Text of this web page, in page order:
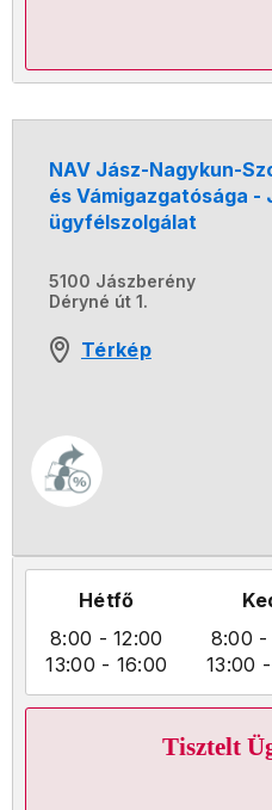
NAV Jász-Nagykun-
és Vámigazgatósága -
ügyfélszolgálat
5100 Jászberény
Déryné út 1.
Térkép
Hétfő
8:00 - 12:00
13:00 - 16:00
8:00 -
13:00
Tisztelt